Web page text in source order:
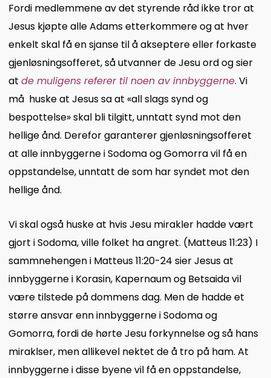
Fordi medlemmene av det styrende råd ikke tror at
Jesus kjøpte alle Adams etterkommere og at hver
enkelt skal få en sjanse til å akseptere eller forkaste
gjenløsningsofferet, så utvanner de Jesu ord og sier
at de muligens referer til noen av innbyggerne. Vi
må huske at Jesus sa at «all slags synd og
bespottelse» skal bli tilgitt, unntatt synd mot den
hellige ånd. Derefor garanterer gjenløsningsofferet
at alle innbyggerne i Sodoma og Gomorra vil få en
oppstandelse, unntatt de som har syndet mot den
hellige ånd.
Vi skal også huske at hvis Jesu mirakler hadde vært
gjort i Sodoma, ville folket ha angret. (Matteus 11:23) I
sammnehengen i Matteus 11:20-24 sier Jesus at
innbyggerne i Korasin, Kapernaum og Betsaida vil
være tilstede på dommens dag. Men de hadde et
større ansvar enn innbyggerne i Sodoma og
Gomorra, fordi de hørte Jesu forkynnelse og så hans
miraklser, men allikevel nektet de å tro på ham. At
innbyggerne i disse byene vil få en oppstandelse,